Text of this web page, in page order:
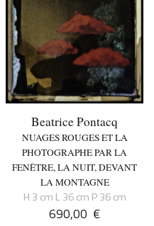
Beatrice Pontacq
NUAGES ROUGES ET LA
PHOTOGRAPHE PAR LA
FENÊTRE, LA NUIT, DEVANT
LA MONTAGNE
H 3 cm L 36 cm P 36 cm
690,00 €